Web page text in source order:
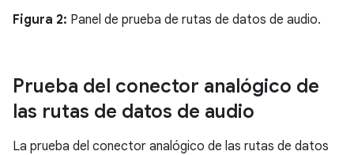
Figura 2: Panel de prueba de rutas de datos de audio.
Prueba del conector analógico de
las rutas de datos de audio
La prueba del conector analógico de las rutas de datos